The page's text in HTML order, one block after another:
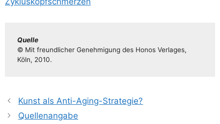
Quel­le
© Mit freund­li­cher Geneh­mi­gung des Honos Ver­la­ges,
Köln, 2010.
Kunst als Anti-Aging-Strategie?
Quellenangabe